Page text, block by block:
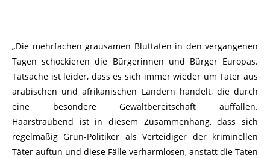
„Die mehrfachen grausamen Bluttaten in den vergangenen
Tagen schockieren die Bürgerinnen und Bürger Europas.
Tatsache ist leider, dass es sich immer wieder um Täter aus
arabischen und afrikanischen Ländern handelt, die durch
eine besondere Gewaltbereitschaft auffallen.
Haarsträubend ist in diesem Zusammenhang, dass sich
regelmäßig Grün-Politiker als Verteidiger der kriminellen
Täter auftun und diese Fälle verharmlosen, anstatt die Taten